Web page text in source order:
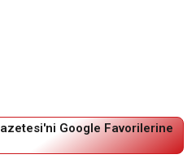
Google Favorilerine